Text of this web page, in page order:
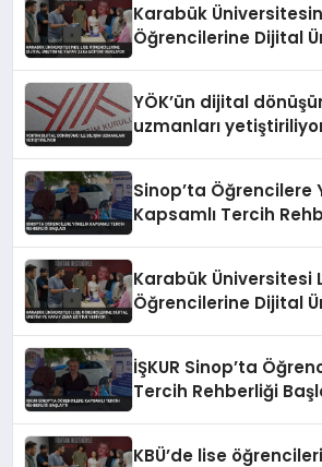
Karabük
Öğrencilerine Dijital
YÖK’ün dijital
uzmanları
Sinop’ta Öğrencilere
Kapsamlı Tercih
Karabük Üniversitesi
Öğrencilerine Dijital
İŞKUR Sinop’ta
Tercih Rehberliği
KBÜ’de lise